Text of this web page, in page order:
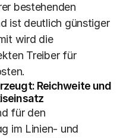
bestehenden
ist deutlich günstiger
wird die
Treiber für
Reichweite und
für den
im Linien- und